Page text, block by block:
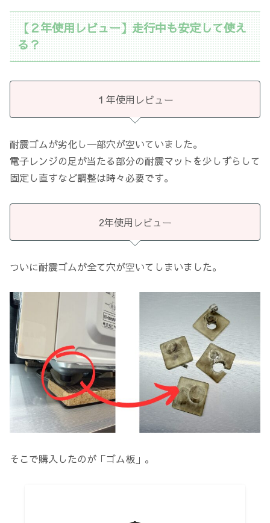
【２年使用レビュー】走行中も安定して使え
る？
１年使用レビュー
耐震ゴムが劣化し一部穴が空いていました。
電子レンジの足が当たる部分の耐震マットを少しずらして
固定し直すなど調整は時々必要です。
2年使用レビュー
ついに耐震ゴムが全て穴が空いてしまいました。
そこで購入したのが「ゴム板」。